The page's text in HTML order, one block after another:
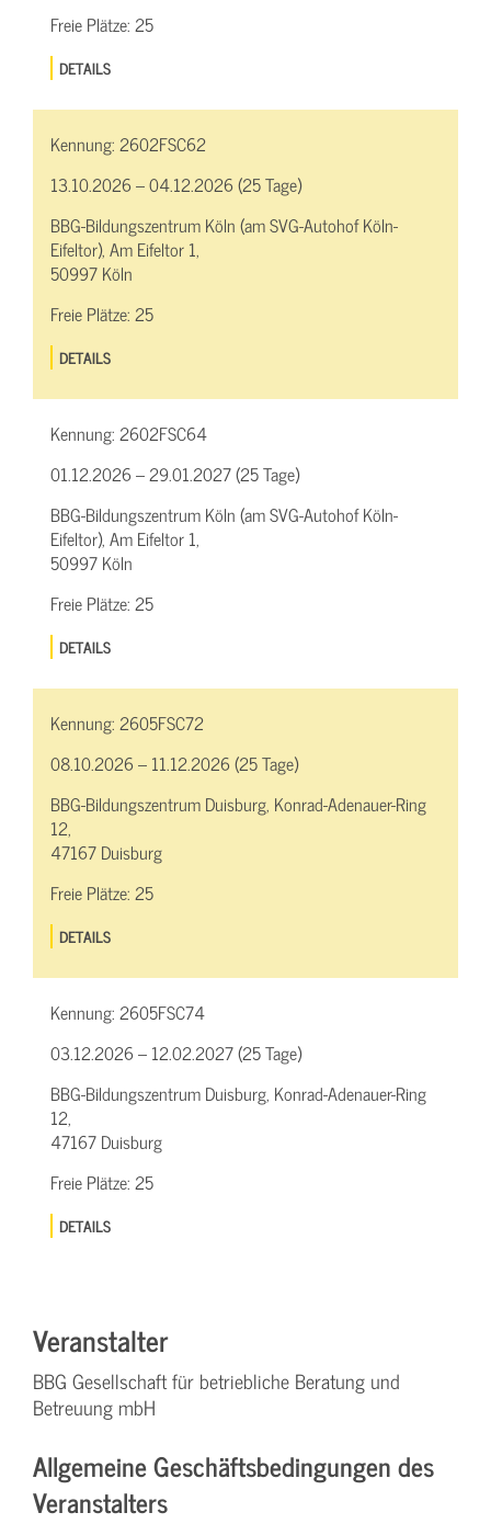
Freie Plätze:25
DETAILS
Kennung:2602FSC62
13.10.2026 – 04.12.2026 (25 Tage)
BBG-Bildungszentrum Köln (am SVG-Autohof Köln-
Eifeltor), Am Eifeltor 1,
50997 Köln
Freie Plätze:25
DETAILS
Kennung:2602FSC64
01.12.2026 – 29.01.2027 (25 Tage)
BBG-Bildungszentrum Köln (am SVG-Autohof Köln-
Eifeltor), Am Eifeltor 1,
50997 Köln
Freie Plätze:25
DETAILS
Kennung:2605FSC72
08.10.2026 – 11.12.2026 (25 Tage)
BBG-Bildungszentrum Duisburg, Konrad-Adenauer-Ring
12,
47167 Duisburg
Freie Plätze:25
DETAILS
Kennung:2605FSC74
03.12.2026 – 12.02.2027 (25 Tage)
BBG-Bildungszentrum Duisburg, Konrad-Adenauer-Ring
12,
47167 Duisburg
Freie Plätze:25
DETAILS
Veranstalter
BBG Gesellschaft für betriebliche Beratung und
Betreuung mbH
Allgemeine Geschäftsbedingungen des
Veranstalters